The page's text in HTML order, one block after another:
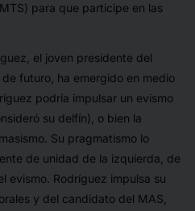
para que participe en las
el joven presidente del
futuro, ha emergido en medio
podría impulsar un evismo
su delfín), o bien la
Su pragmatismo lo
de unidad de la izquierda, de
evismo. Rodríguez impulsa su
y del candidato del MAS,